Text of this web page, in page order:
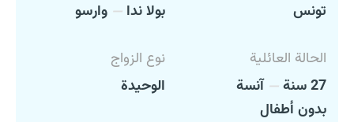
تونس
بولا ندا
وارسو
الحالة العائلية
27 سنة
آنسة
بدون أطفال
نوع الزواج
الوحيدة